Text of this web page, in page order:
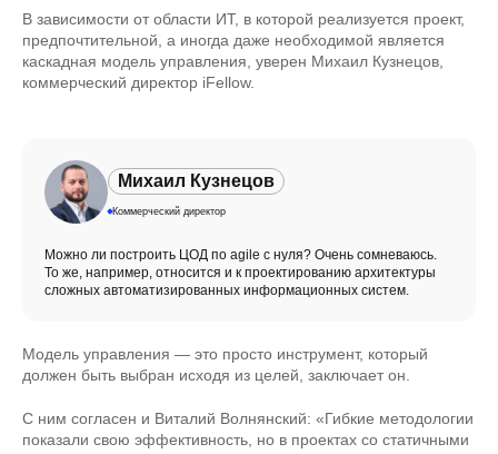
В зависимости от области ИТ, в которой реализуется проект,
предпочтительной, а иногда даже необходимой является
каскадная модель управления, уверен Михаил Кузнецов,
коммерческий директор iFellow.
Михаил Кузнецов
Коммерческий директор
Можно ли построить ЦОД по agile с нуля? Очень сомневаюсь.
То же, например, относится и к проектированию архитектуры
сложных автоматизированных информационных систем.
Модель управления — это просто инструмент, который
должен быть выбран исходя из целей, заключает он.
С ним согласен и Виталий Волнянский: «Гибкие методологии
показали свою эффективность, но в проектах со статичными